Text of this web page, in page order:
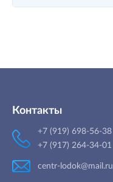
Контакты
+7 (919) 698-56-38
+7 (917) 264-34-01
centr-lodok@mail.ru